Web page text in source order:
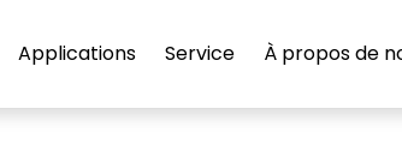
Applications Service À propos de